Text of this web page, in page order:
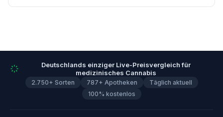
Deutschlands einziger Live-Preisvergleich für
medizinisches Cannabis
2.750+ Sorten 787+ Apotheken
Täglich aktuell
100% kostenlos